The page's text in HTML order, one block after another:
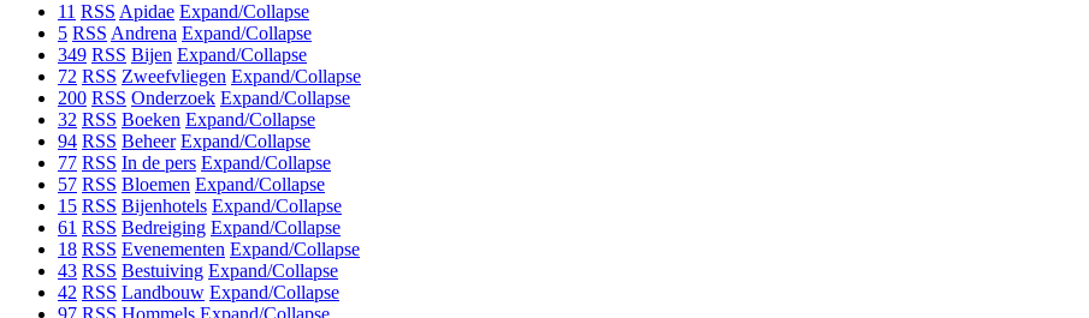
11 RSS Apidae Expand/Collapse
5 RSS Andrena Expand/Collapse
349 RSS Bijen Expand/Collapse
72 RSS Zweefvliegen Expand/Collapse
200 RSS Onderzoek Expand/Collapse
32 RSS Boeken Expand/Collapse
94 RSS Beheer Expand/Collapse
77 RSS In de pers Expand/Collapse
57 RSS Bloemen Expand/Collapse
15 RSS Bijenhotels Expand/Collapse
61 RSS Bedreiging Expand/Collapse
18 RSS Evenementen Expand/Collapse
43 RSS Bestuiving Expand/Collapse
42 RSS Landbouw Expand/Collapse